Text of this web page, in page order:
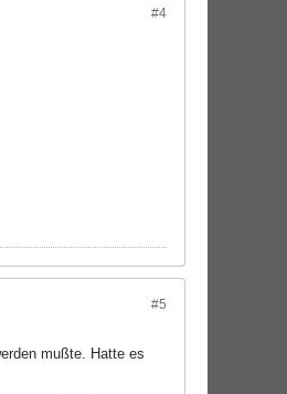
#4
#5
mußte. Hatte es